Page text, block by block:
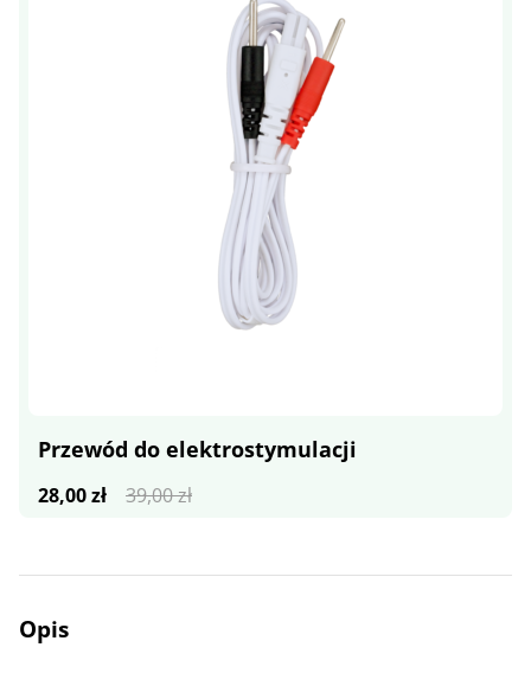
Przewód do elektrostymulacji
39,00zł
Pierwotna
39,00 zł.
28,00zł
Aktualna
28,00 zł.
Opis